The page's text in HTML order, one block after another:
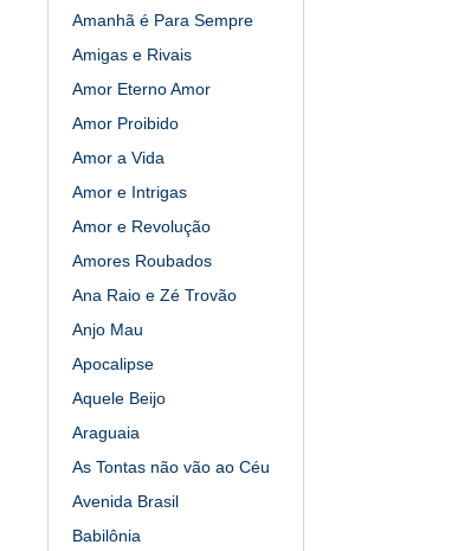
Amanhã é Para Sempre
Amigas e Rivais
Amor Eterno Amor
Amor Proibido
Amor a Vida
Amor e Intrigas
Amor e Revolução
Amores Roubados
Ana Raio e Zé Trovão
Anjo Mau
Apocalipse
Aquele Beijo
Araguaia
As Tontas não vão ao Céu
Avenida Brasil
Babilônia